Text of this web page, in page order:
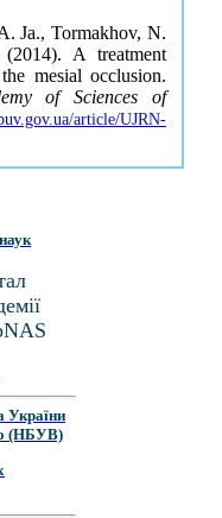
Ja., Tormakhov, N.
A treatment
mesial occlusion.
of Sciences of
article/UJRN-
України
(НБУВ)